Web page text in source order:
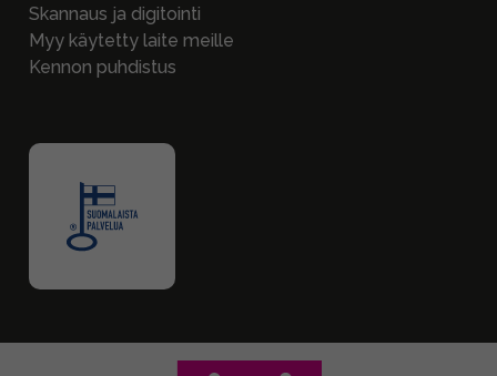
Skannaus ja digitointi
Myy käytetty laite meille
Kennon puhdistus